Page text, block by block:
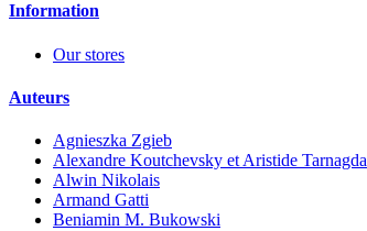
Information
Our stores
Auteurs
Agnieszka Zgieb
Alexandre Koutchevsky et Aristide Tarnagda
Alwin Nikolais
Armand Gatti
Beniamin M. Bukowski